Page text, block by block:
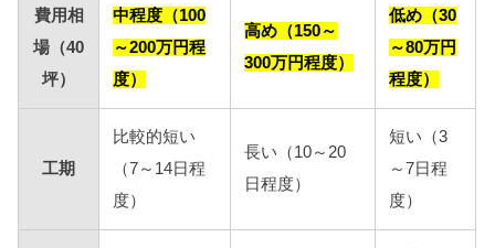
費用相
場（40
坪）
中程度（100
～200万円程
度）
高め（150～
300万円程度）
低め（30
～80万円
程度）
工期
比較的短い
（7～14日程
度）
長い（10～20
日程度）
短い（3
～7日程
度）